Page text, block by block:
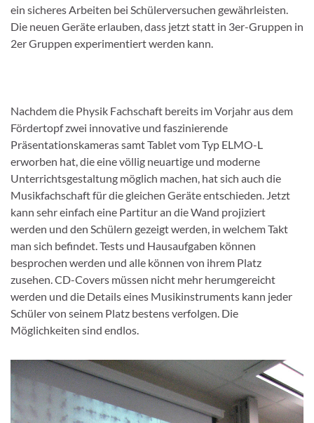
ein sicheres Arbeiten bei Schülerversuchen gewährleisten.
Die neuen Geräte erlauben, dass jetzt statt in 3er-Gruppen in
2er Gruppen experimentiert werden kann.
Nachdem die Physik Fachschaft bereits im Vorjahr aus dem
Fördertopf zwei innovative und faszinierende
Präsentationskameras samt Tablet vom Typ ELMO-L
erworben hat, die eine völlig neuartige und moderne
Unterrichtsgestaltung möglich machen, hat sich auch die
Musikfachschaft für die gleichen Geräte entschieden. Jetzt
kann sehr einfach eine Partitur an die Wand projiziert
werden und den Schülern gezeigt werden, in welchem Takt
man sich befindet. Tests und Hausaufgaben können
besprochen werden und alle können von ihrem Platz
zusehen. CD-Covers müssen nicht mehr herumgereicht
werden und die Details eines Musikinstruments kann jeder
Schüler von seinem Platz bestens verfolgen. Die
Möglichkeiten sind endlos.